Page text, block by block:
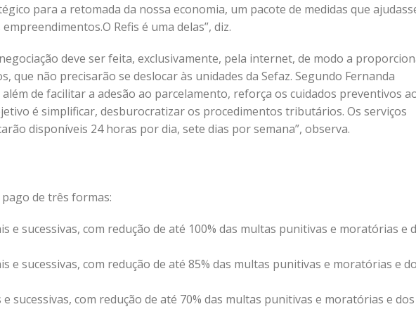
para a retomada da nossa economia, um pacote de medidas que
Refis é uma delas”, diz.
deve ser feita, exclusivamente, pela internet, de modo a
que não precisarão se deslocar às unidades da Sefaz. Segundo Fernanda
de facilitar a adesão ao parcelamento, reforça os cuidados preventivos
é simplificar, desburocratizar os procedimentos tributários. Os serviços
disponíveis 24 horas por dia, sete dias por semana”, observa.
de três formas:
e sucessivas, com redução de até 100% das multas punitivas e moratórias e
e sucessivas, com redução de até 85% das multas punitivas e moratórias e
e sucessivas, com redução de até 70% das multas punitivas e moratórias e dos